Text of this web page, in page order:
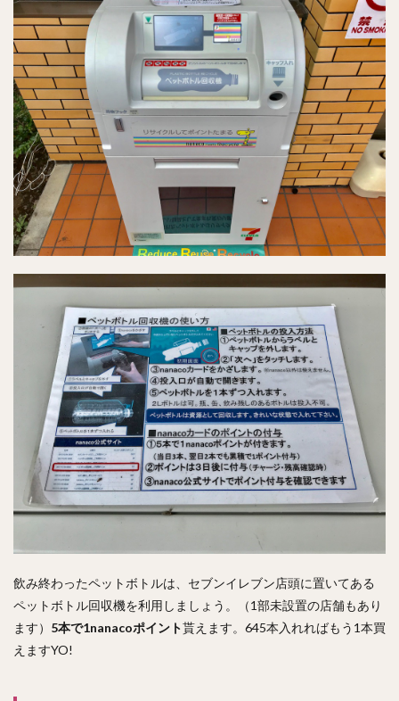
飲み終わったペットボトルは、セブンイレブン店頭に置いてある
ペットボトル回収機を利用しましょう。（1部未設置の店舗もあり
ます） 5本で1nanacoポイント貰えます。645本入れればもう1本買
えますYO!